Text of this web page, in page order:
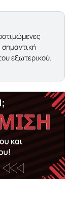
εξωτερικού.